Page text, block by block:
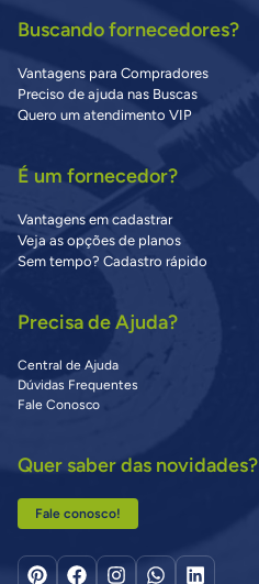
Buscando fornecedores?
Vantagens para Compradores
Preciso de ajuda nas Buscas
Quero um atendimento VIP
É um fornecedor?
Vantagens em cadastrar
Veja as opções de planos
Sem tempo? Cadastro rápido
Precisa de Ajuda?
Central de Ajuda
Dúvidas Frequentes
Fale Conosco
Quer saber das novidades?
Fale conosco!